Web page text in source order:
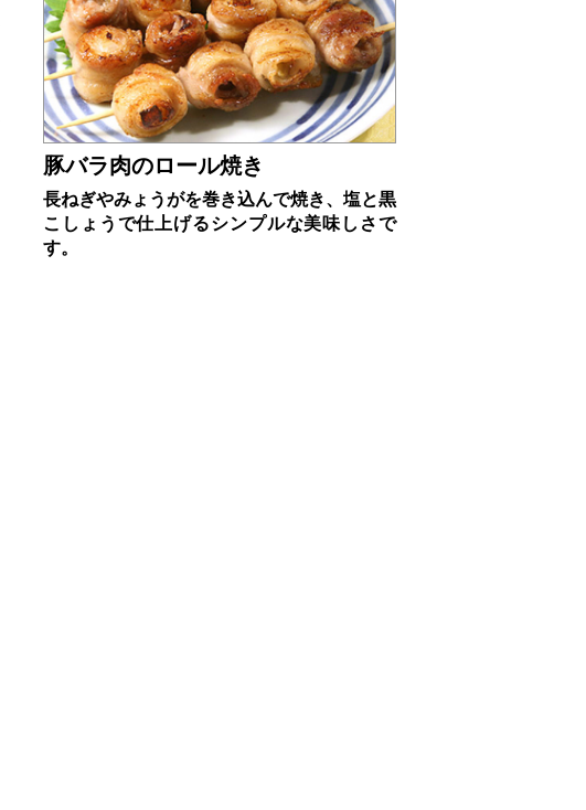
豚バラ肉のロール焼き
長ねぎやみょうがを巻き込んで焼き、塩と黒
こしょうで仕上げるシンプルな美味しさで
す。